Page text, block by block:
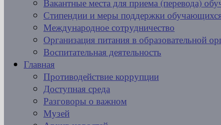
Вакантные места для приема (перевода)
Стипендии и меры поддержки
Международное сотрудничество
Организация питания в образовательной
Воспитательная деятельность
Главная
Противодействие коррупции
Доступная среда
Разговоры о важном
Музей